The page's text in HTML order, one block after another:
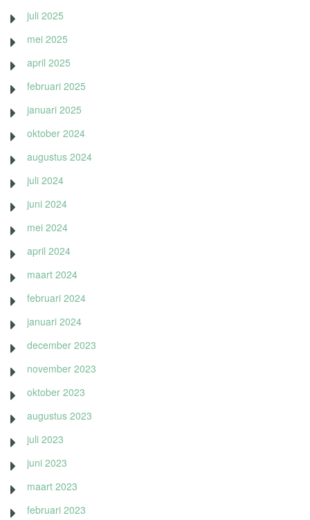
juli 2025
mei 2025
april 2025
februari 2025
januari 2025
oktober 2024
augustus 2024
juli 2024
juni 2024
mei 2024
april 2024
maart 2024
februari 2024
januari 2024
december 2023
november 2023
oktober 2023
augustus 2023
juli 2023
juni 2023
maart 2023
februari 2023